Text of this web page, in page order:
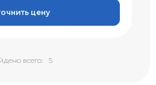
цену
всего: 5